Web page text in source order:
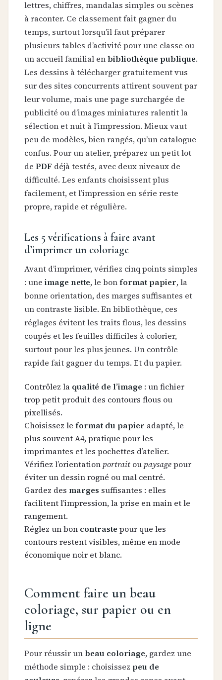
lettres, chiffres, mandalas simples ou scènes
à raconter. Ce classement fait gagner du
temps, surtout lorsqu’il faut préparer
plusieurs tables d’activité pour une classe ou
un accueil familial enbibliothèque publique.
Les dessins à télécharger gratuitement vus
sur des sites concurrents attirent souvent par
leur volume, mais une page surchargée de
publicité ou d’images miniatures ralentit la
sélection et nuit à l’impression. Mieux vaut
peu de modèles, bien rangés, qu’un catalogue
confus. Pour un atelier, préparez un petit lot
de PDF déjà testés, avec deux niveaux de
difficulté. Les enfants choisissent plus
facilement, et l’impression en série reste
propre, rapide et régulière.
Les 5 vérifications à faire avant
d’imprimer un coloriage
Avant d’imprimer, vérifiez cinq points simples
: une image nette, le bonformat papier, la
bonne orientation, des marges suffisantes et
un contraste lisible. En bibliothèque, ces
réglages évitent les traits flous, les dessins
coupés et les feuilles difficiles à colorier,
surtout pour les plus jeunes. Un contrôle
rapide fait gagner du temps. Et du papier.
Contrôlez la qualité de l’image : un fichier
trop petit produit des contours flous ou
pixellisés.
Choisissez le format du papier adapté, le
plus souvent A4, pratique pour les
imprimantes et les pochettes d’atelier.
Vérifiez l’orientation portrait ou paysagepour
éviter un dessin rogné ou mal centré.
Gardez des marges suffisantes : elles
facilitent l’impression, la prise en main et le
rangement.
Réglez un bon contraste pour que les
contours restent visibles, même en mode
économique noir et blanc.
Comment faire un beau
coloriage, sur papier ou en
ligne
Pour réussir unbeau coloriage, gardez une
méthode simple : choisissez peu de